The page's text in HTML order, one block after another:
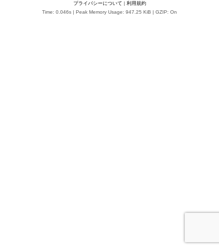
プライバシーについて | 利用規約
Time: 0.046s | Peak Memory Usage: 947.25 KiB | GZIP: On